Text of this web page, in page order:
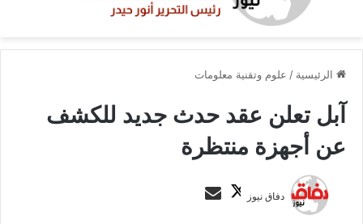
الرئيسية / علوم وتقنية معلومات
آبل تعلن عقد حدث جديد للكشف
عن أجهزة منتظرة
دفاق نيوز
ت